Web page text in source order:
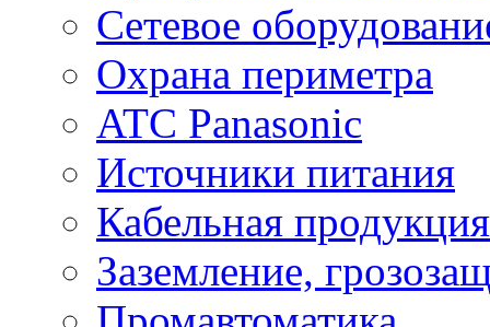
Сетевое
Охрана периметра
ATC Panasonic
Источники питания
Кабельная продукция
Заземление,